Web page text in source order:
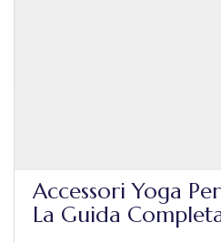
Accessori Yoga
La Guida